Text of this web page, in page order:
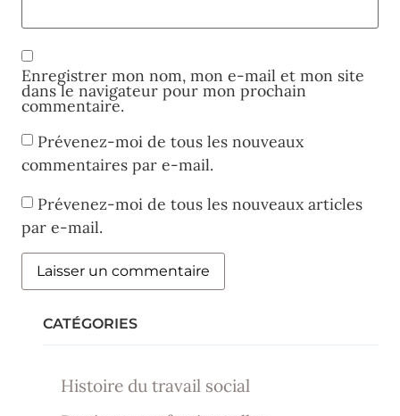
Enregistrer mon nom, mon e-mail et mon site
dans le navigateur pour mon prochain
commentaire.
Prévenez-moi de tous les nouveaux
commentaires par e-mail.
Prévenez-moi de tous les nouveaux articles
par e-mail.
CATÉGORIES
Histoire du travail social